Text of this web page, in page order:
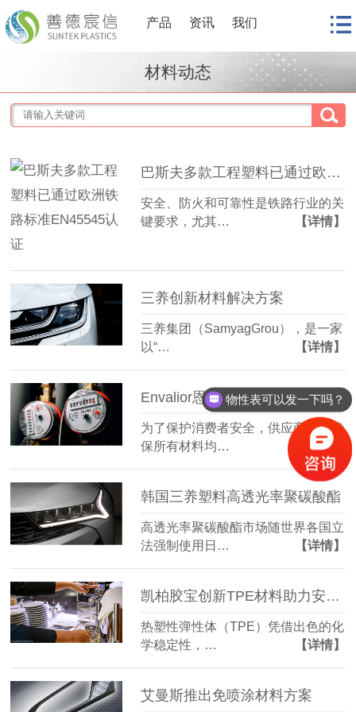
产品 资讯 我们
材料动态
巴斯夫多款工程塑料已通过欧洲铁路标准EN45545认证
安全、防火和可靠性是铁路行业的关
键要求，尤其…
【详情】
三养创新材料解决方案
三养集团（SamyagGrou），是一家
以“…
【详情】
Envalior恩骅力水表热塑性材料产品组合
为了保护消费者安全，供应商必须确
保所有材料均…
【详情】
韩国三养塑料高透光率聚碳酸酯
高透光率聚碳酸酯市场随世界各国立
法强制使用日…
【详情】
凯柏胶宝创新TPE材料助力安全储水系统解决方案
热塑性弹性体（TPE）凭借出色的化
学稳定性，…
【详情】
艾曼斯推出免喷涂材料方案
物性表可以发一下吗？